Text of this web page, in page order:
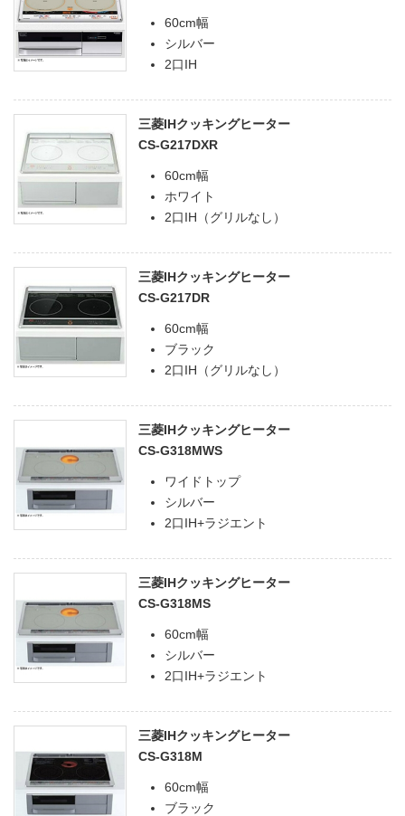
60cm幅
シルバー
2口IH
三菱IHクッキングヒーター
CS-G217DXR
60cm幅
ホワイト
2口IH（グリルなし）
三菱IHクッキングヒーター
CS-G217DR
60cm幅
ブラック
2口IH（グリルなし）
三菱IHクッキングヒーター
CS-G318MWS
ワイドトップ
シルバー
2口IH+ラジエント
三菱IHクッキングヒーター
CS-G318MS
60cm幅
シルバー
2口IH+ラジエント
三菱IHクッキングヒーター
CS-G318M
60cm幅
ブラック